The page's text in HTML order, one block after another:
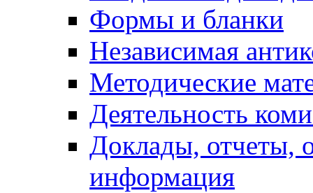
Формы и бланки
Независимая
Методические
Деятельность
Доклады, отчеты,
информация